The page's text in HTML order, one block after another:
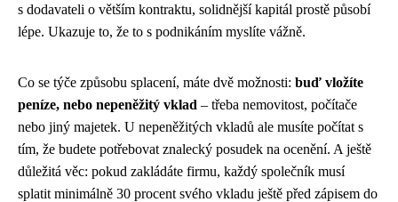
s dodavateli o větším kontraktu, solidnější kapitál prostě působí
lépe. Ukazuje to, že to s podnikáním myslíte vážně.
Co se týče způsobu splacení, máte dvě možnosti: buď vložíte
peníze, nebo nepeněžitý vklad – třeba nemovitost, počítače
nebo jiný majetek. U nepeněžitých vkladů ale musíte počítat s
tím, že budete potřebovat znalecký posudek na ocenění. A ještě
důležitá věc: pokud zakládáte firmu, každý společník musí
splatit minimálně 30 procent svého vkladu ještě před zápisem do